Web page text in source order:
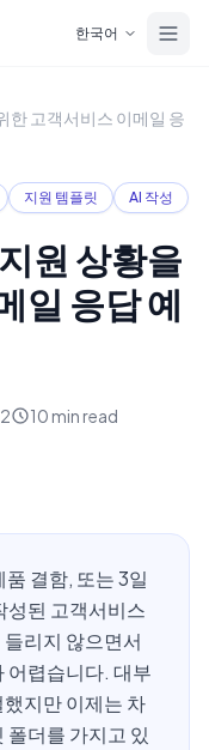
한국어
한 고객서비스 이메일 응
지원 템플릿 AI 작성
원 상황을
일 응답 예
10 min read
결함, 또는 3일
성된 고객서비스
리지 않으면서
어렵습니다. 대부
지만 이제는 차
폴더를 가지고 있